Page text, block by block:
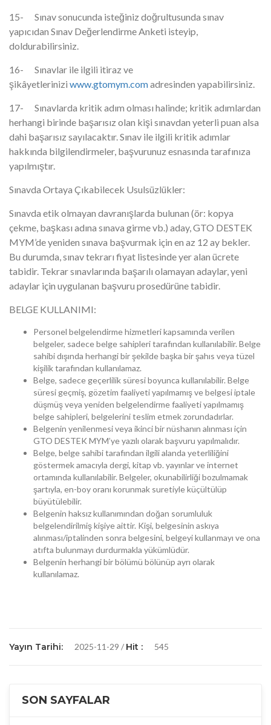
15- Sınav sonucunda isteğiniz doğrultusunda sınav
yapıcıdan Sınav Değerlendirme Anketi isteyip,
doldurabilirsiniz.
16- Sınavlar ile ilgili itiraz ve
şikâyetlerinizi www.gtomym.comadresinden yapabilirsiniz.
17- Sınavlarda kritik adım olması halinde; kritik adımlardan
herhangi birinde başarısız olan kişi sınavdan yeterli puan alsa
dahi başarısız sayılacaktır. Sınav ile ilgili kritik adımlar
hakkında bilgilendirmeler, başvurunuz esnasında tarafınıza
yapılmıştır.
Sınavda Ortaya Çıkabilecek Usulsüzlükler:
Sınavda etik olmayan davranışlarda bulunan (ör: kopya
çekme, başkası adına sınava girme vb.) aday, GTO DESTEK
MYM’de yeniden sınava başvurmak için en az 12 ay bekler.
Bu durumda, sınav tekrarı fiyat listesinde yer alan ücrete
tabidir. Tekrar sınavlarında başarılı olamayan adaylar, yeni
adaylar için uygulanan başvuru prosedürüne tabidir.
BELGE KULLANIMI:
Personel belgelendirme hizmetleri kapsamında verilen
belgeler, sadece belge sahipleri tarafından kullanılabilir. Belge
sahibi dışında herhangi bir şekilde başka bir şahıs veya tüzel
kişilik tarafından kullanılamaz.
Belge, sadece geçerlilik süresi boyunca kullanılabilir. Belge
süresi geçmiş, gözetim faaliyeti yapılmamış ve belgesi iptale
düşmüş veya yeniden belgelendirme faaliyeti yapılmamış
belge sahipleri, belgelerini teslim etmek zorundadırlar.
Belgenin yenilenmesi veya ikinci bir nüshanın alınması için
GTO DESTEK MYM’ye yazılı olarak başvuru yapılmalıdır.
Belge, belge sahibi tarafından ilgili alanda yeterliliğini
göstermek amacıyla dergi, kitap vb. yayınlar ve internet
ortamında kullanılabilir. Belgeler, okunabilirliği bozulmamak
şartıyla, en-boy oranı korunmak suretiyle küçültülüp
büyütülebilir.
Belgenin haksız kullanımından doğan sorumluluk
belgelendirilmiş kişiye aittir. Kişi, belgesinin askıya
alınması/iptalinden sonra belgesini, belgeyi kullanmayı ve ona
atıfta bulunmayı durdurmakla yükümlüdür.
Belgenin herhangi bir bölümü bölünüp ayrı olarak
kullanılamaz.
Yayın Tarihi: 2025-11-29 / Hit : 545
SON SAYFALAR